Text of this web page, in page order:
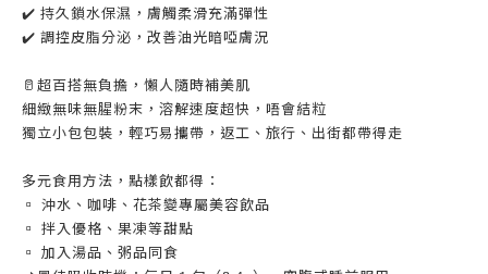
✔️ 持久鎖水保濕，膚觸柔滑充滿彈性
✔️ 調控皮脂分泌，改善油光暗啞膚況
🥛超百搭無負擔，懶人隨時補美肌
細緻無味無腥粉末，溶解速度超快，唔會結粒
獨立小包包裝，輕巧易攜帶，返工、旅行、出街都帶得走
多元食用方法，點樣飲都得：
▫️ 沖水、咖啡、花茶變專屬美容飲品
▫️ 拌入優格、果凍等甜點
▫️ 加入湯品、粥品同食